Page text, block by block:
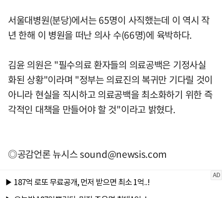
서울대병원(분당)에서는 65명이 사직했는데 이 역시 작
년 한해 이 병원을 떠난 의사 수(66명)에 육박하다.
김윤 의원은 "필수의료 환자들의 의료공백은 기정사실
화된 상황"이라며 "정부는 의료진의 복귀만 기다릴 것이
아니라 현실을 직시하고 의료공백을 최소화하기 위한 즉
각적인 대책을 만들어야 할 것"이라고 밝혔다.
◎공감언론 뉴시스sound@newsis.com